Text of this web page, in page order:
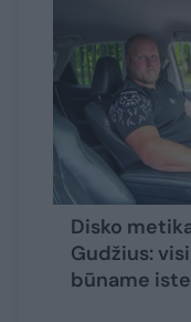
Disko
Gudžius:
būname